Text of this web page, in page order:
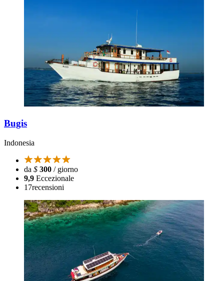
Bugis
Indonesia
da $ 300 / giorno
9,9 Eccezionale
17recensioni